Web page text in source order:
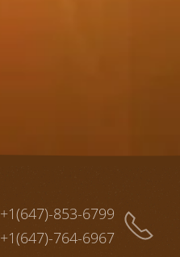
+1(647)-853-6799
+1(647)-764-6967